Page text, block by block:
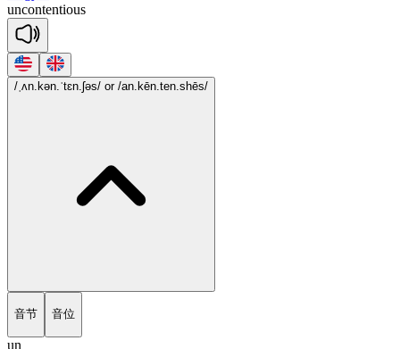
uncontentious
/ˌʌn.kən.ˈtɛn.ʃəs/ or /an.kēn.ten.shēs/
音节 音位
un